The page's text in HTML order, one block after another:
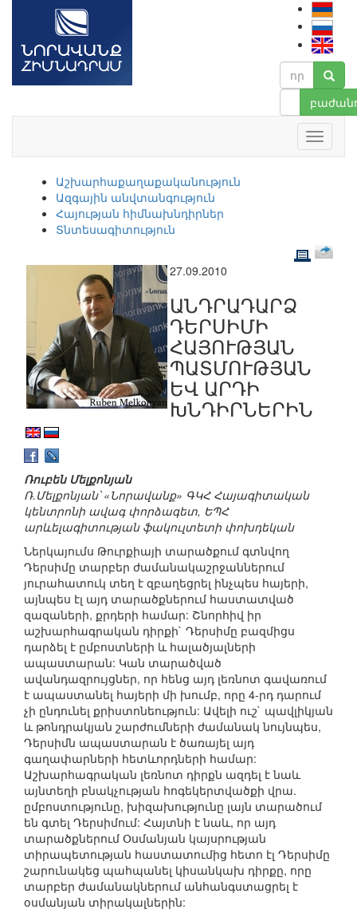
Աշխարհաքաղաքականություն
Ազգային անվտանգություն
Հայության հիմնախնդիրներ
Տնտեսագիտություն
27.09.2010
ԱՆԴՐԱԴԱՐՁ
ԴԵՐՍԻՄԻ
ՀԱՅՈՒԹՅԱՆ
ՊԱՏՄՈՒԹՅԱՆ
ԵՎ ԱՐԴԻ
ԽՆԴԻՐՆԵՐԻՆ
Ռուբեն Մելքոնյան
Ռ.Մելքոնյան՝ «Նորավանք» ԳԿՀ Հայագիտական
կենտրոնի ավագ փորձագետ, ԵՊՀ
արևելագիտության ֆակուլտետի փոխդեկան
Ներկայումս Թուրքիայի տարածքում գտնվող
Դերսիմը տարբեր ժամանակաշրջաններում
յուրահատուկ տեղ է զբաղեցրել ինչպես հայերի,
այնպես էլ այդ տարածքներում հաստատված
զազաների, քրդերի համար: Շնորհիվ իր
աշխարհագրական դիրքի` Դերսիմը բազմիցս
դարձել է ըմբոստների և հալածյալների
ապաստարան: Կան տարածված
ավանդազրույցներ, որ հենց այդ լեռնոտ գավառում
է ապաստանել հայերի մի խումբ, որը 4-րդ դարում
չի ընդունել քրիստոնեություն: Ավելի ուշ` պավլիկյան
և թոնդրակյան շարժումների ժամանակ նույնպես,
Դերսիմն ապաստարան է ծառայել այդ
գաղափարների հետևորդների համար:
Աշխարհագրական լեռնոտ դիրքն ազդել է նաև
այնտեղի բնակչության հոգեկերտվածքի վրա.
ըմբոստությունը, խիզախությունը լայն տարածում
են գտել Դերսիմում: Հայտնի է նաև, որ այդ
տարածքներում Օսմանյան կայսրության
տիրապետության հաստատումից հետո էլ Դերսիմը
շարունակեց պահպանել կիսանկախ դիրքը, որը
տարբեր ժամանակներում անհանգստացրել է
օսմանյան տիրակալներին: